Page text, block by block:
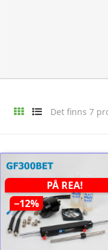
Det finns 7
PÅ REA!
−12%